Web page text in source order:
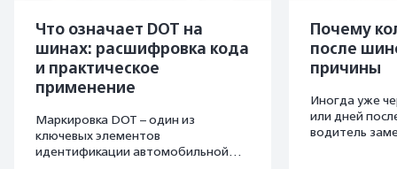
Что означает DOT на
шинах: расшифровка кода
и практическое
применение
Маркировка DOT – один из
ключевых элементов
идентификации автомобильной
Почему
после
причины
Иногда уже
или дней
водитель